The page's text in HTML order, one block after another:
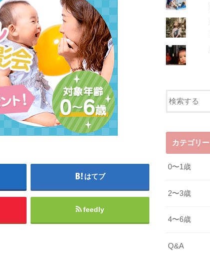
はてブ
feedly
カテゴリー
0〜1歳
2〜3歳
4〜6歳
Q&A